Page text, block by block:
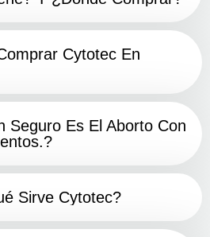
Cytotec En
Seguro Es El Aborto Con
Sirve Cytotec?